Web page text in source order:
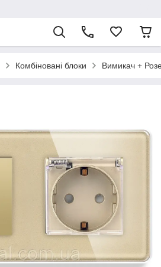
Комбіновані блоки Вимикач +